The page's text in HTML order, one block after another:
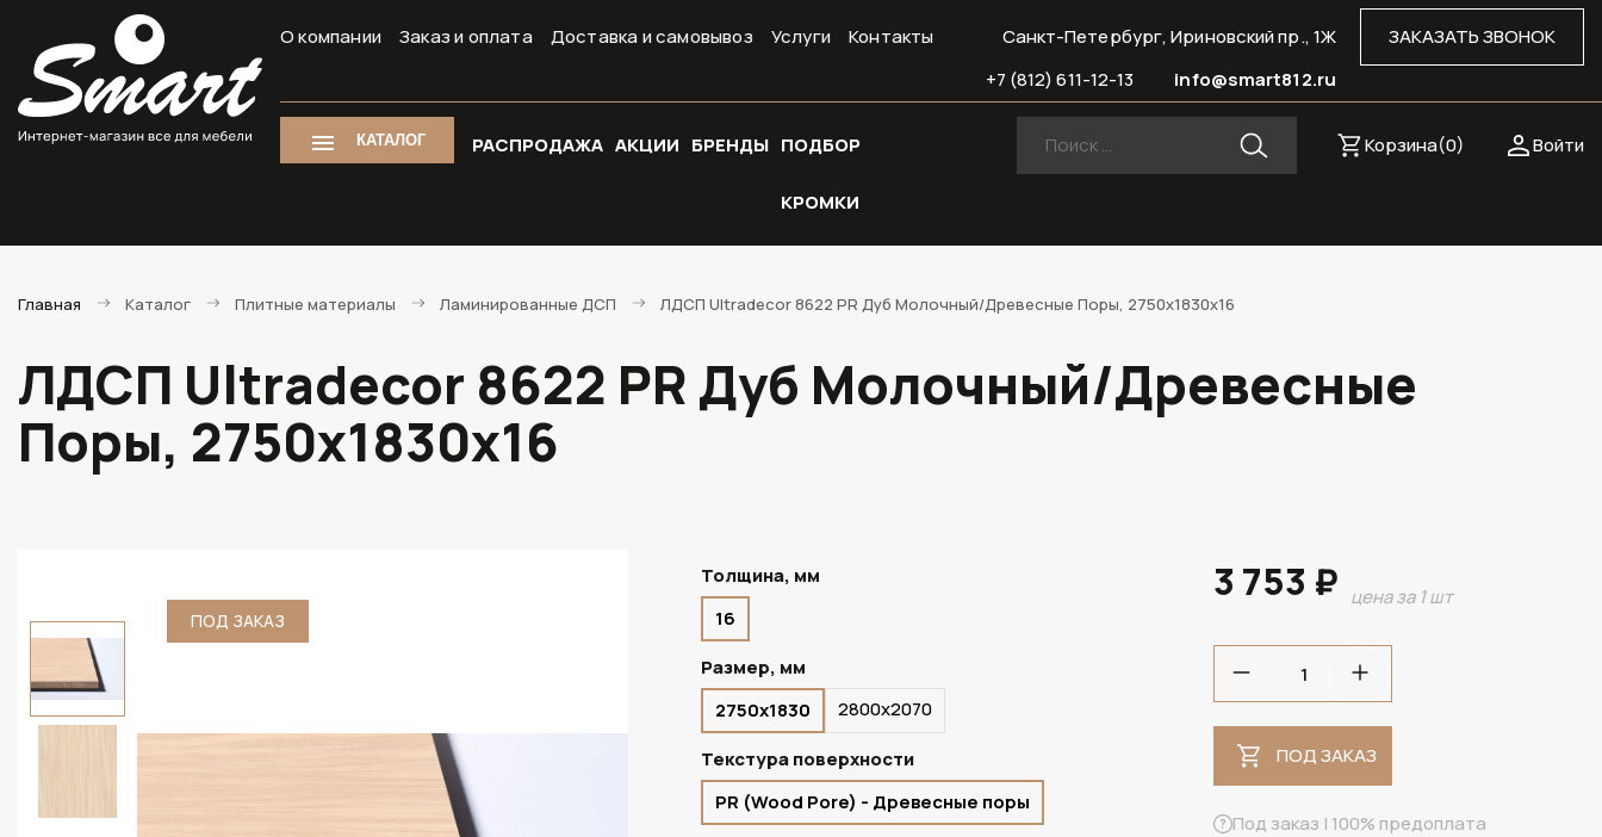
О компании Заказ и оплата Доставка и самовывоз Услуги Контакты ЗАКАЗАТЬ ЗВОНОК
Санкт-Петербург, Ириновский пр., 1Ж
info@smart812.ru
+7 (812) 611-12-13
КАТАЛОГ РАСПРОДАЖА АКЦИИ БРЕНДЫ ПОДБОР
КРОМКИ
Войти
Корзина(0)
Главная Каталог Плитные материалы Ламинированные ДСП ЛДСП Ultradecor 8622 PR Дуб Молочный/Древесные Поры, 2750х1830х16
ЛДСП Ultradecor 8622 PR Дуб Молочный/Древесные
Поры, 2750х1830х16
ПОД ЗАКАЗ ПОД ЗАКАЗ
Толщина, мм
16
Размер, мм
2750х1830
2800х2070
Текстура поверхности
PR (Wood Pore) - Древесные поры
3 753 ₽ цена за 1 шт
ПОД ЗАКАЗ
Под заказ | 100% предоплата